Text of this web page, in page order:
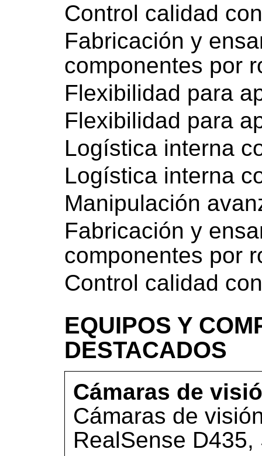
Control calidad
Fabricación y
componentes por
Flexibilidad para
Flexibilidad para
Logística interna
Logística interna
Manipulación
Fabricación y
componentes por
Control calidad
EQUIPOS Y
DESTACADOS
Cámaras de
Cámaras de
RealSense